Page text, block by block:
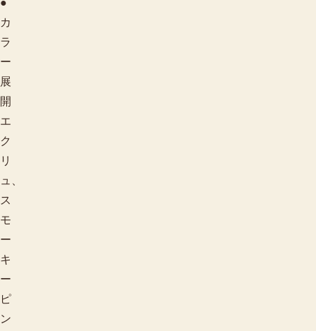
カ
ラ
ー
展
開
エ
ク
リ
ュ、
ス
モ
ー
キ
ー
ピ
ン